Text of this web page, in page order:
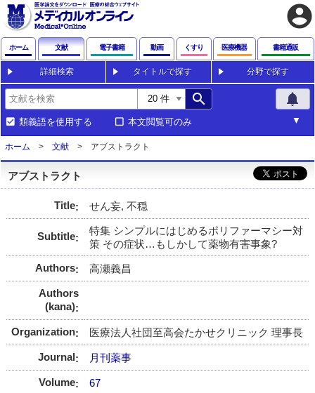
account_circle
ホーム 文献 電子書籍 動画 くすり 医療機器 書籍通販
詳細検索 タイトルで探す 分野で探す
search notifications
類義語を使用する 本文閲覧可のみ
ホーム 文献 アブストラクト
アブストラクト
Title せん妄, 不穏
Subtitle
特集 シンプルにはじめるポリファーマシー対
策 その症状…もしかして薬物有害事象?
Authors
高瀬義昌
Authors
(kana)
Organization 医療法人社団至高会たかせクリニック 理事長
Journal 月刊薬事
Volume 67